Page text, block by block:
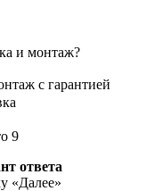
и монтаж?
с гарантией
ответа
«Далее»